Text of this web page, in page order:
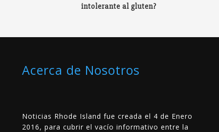
intolerante al gluten?
Acerca de Nosotros
Noticias Rhode Island fue creada el 4 de Enero
2016, para cubrir el vacío informativo entre la